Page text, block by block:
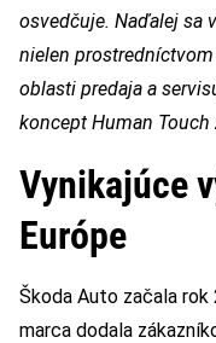
osvedčuje. Naďalej sa
nielen
oblasti predaja a
koncept Human Touch
Vynikajúce
Európe
Škoda Auto začala rok
marca dodala